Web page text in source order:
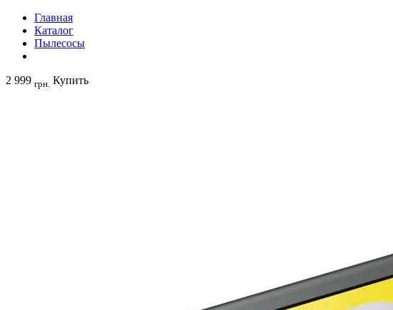
Главная
Каталог
Пылесосы
2 999 грн. Купить